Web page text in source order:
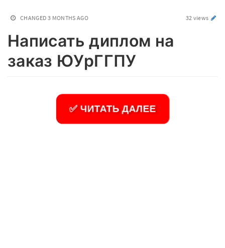
CHANGED 3 MONTHS AGO 32 views
Написать диплом на
заказ ЮУрГГПУ
✅ ЧИТАТЬ ДАЛЕЕ